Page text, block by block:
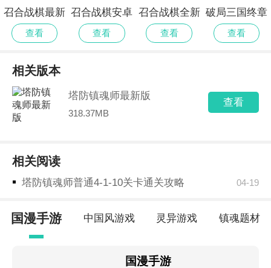
召合战棋最新
官方
查看
召合战棋安卓
版
查看
召合战棋全新
版
查看
破局三国终章
官方安卓版
查看
相关版本
塔防镇魂师最新版
318.37MB
查看
相关阅读
塔防镇魂师普通4-1-10关卡通关攻略 04-19
国漫手游 中国风游戏 灵异游戏 镇魂题材
国漫手游